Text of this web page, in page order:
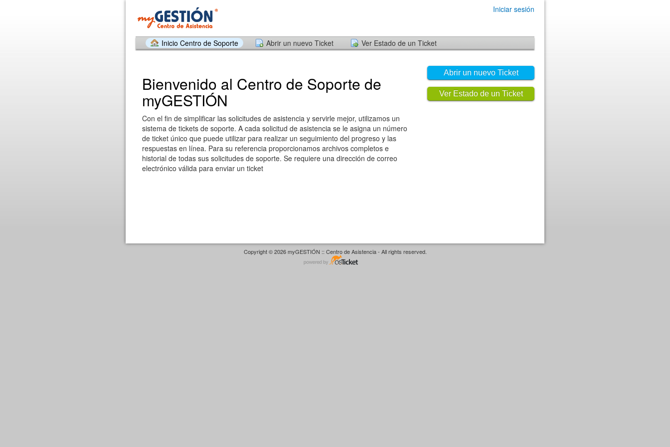
Iniciar sesión
Inicio Centro de Soporte Abrir un nuevo Ticket Ver Estado de un Ticket
Abrir un nuevo Ticket
Ver Estado de un Ticket
Bienvenido al Centro de Soporte de
myGESTIÓN
Con el fin de simplificar las solicitudes de asistencia y servirle mejor, utilizamos un
sistema de tickets de soporte. A cada solicitud de asistencia se le asigna un número
de ticket único que puede utilizar para realizar un seguimiento del progreso y las
respuestas en línea. Para su referencia proporcionamos archivos completos e
historial de todas sus solicitudes de soporte. Se requiere una dirección de correo
electrónico válida para enviar un ticket
Copyright © 2026 myGESTIÓN :: Centro de Asistencia - All rights reserved.